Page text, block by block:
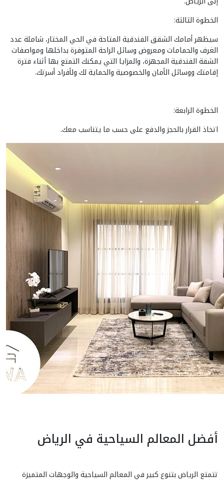
الخطوة الثالثة:
سيظهر أمامك الشقق الفندقية المتاحة في الحي المختار، شاملة عدد
الغرف والحمامات ومعروض وسائل الراحة المتوفرة بداخلها ومواصفات
الشقة الفندقية المجهزة، والمزايا التي يمكنك التمتع بها أثناء فترة
إقامتك ووسائل الأمان والخصوصية والحماية لك ولأفراد أسرتك.
الخطوة الرابعة:
اتخاذ القرار بالحجز والدفع على حسب ما يتناسب معك.
أفضل المعالم السياحية في الرياض
تتمتع الرياض بتنوع كبير في المعالم السياحية والوجهات المتميزة